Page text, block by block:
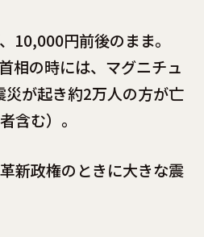
10,000円前後のまま。
相の時には、マグニチュ
が起き約2万人の方が亡
含む）。
新政権のときに大きな震